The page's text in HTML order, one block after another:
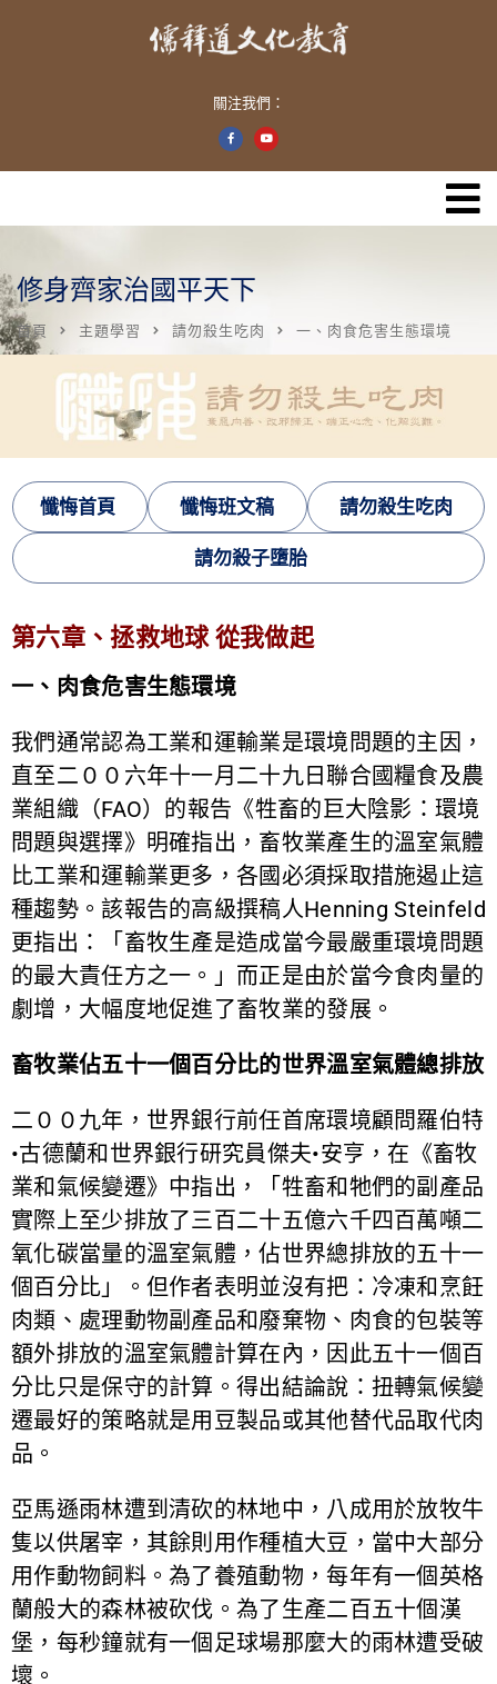
關注我們：
修身齊家治國平天下
首頁 主題學習 請勿殺生吃肉 一、肉食危害生態環境
懺悔首頁 懺悔班文稿 請勿殺生吃肉
請勿殺子墮胎
第六章、拯救地球 從我做起
一、肉食危害生態環境
我們通常認為工業和運輸業是環境問題的主因，
直至二００六年十一月二十九日聯合國糧食及農
業組織（FAO）的報告《牲畜的巨大陰影：環境
問題與選擇》明確指出，畜牧業產生的溫室氣體
比工業和運輸業更多，各國必須採取措施遏止這
種趨勢。該報告的高級撰稿人Henning Steinfeld
更指出：「畜牧生產是造成當今最嚴重環境問題
的最大責任方之一。」而正是由於當今食肉量的
劇增，大幅度地促進了畜牧業的發展。
畜牧業佔五十一個百分比的世界溫室氣體總排放
二００九年，世界銀行前任首席環境顧問羅伯特
•古德蘭和世界銀行研究員傑夫•安亨，在《畜牧
業和氣候變遷》中指出，「牲畜和牠們的副產品
實際上至少排放了三百二十五億六千四百萬噸二
氧化碳當量的溫室氣體，佔世界總排放的五十一
個百分比」。但作者表明並沒有把：冷凍和烹飪
肉類、處理動物副產品和廢棄物、肉食的包裝等
額外排放的溫室氣體計算在內，因此五十一個百
分比只是保守的計算。得出結論說：扭轉氣候變
遷最好的策略就是用豆製品或其他替代品取代肉
品。
亞馬遜雨林遭到清砍的林地中，八成用於放牧牛
隻以供屠宰，其餘則用作種植大豆，當中大部分
用作動物飼料。為了養殖動物，每年有一個英格
蘭般大的森林被砍伐。為了生產二百五十個漢
堡，每秒鐘就有一個足球場那麼大的雨林遭受破
壞。